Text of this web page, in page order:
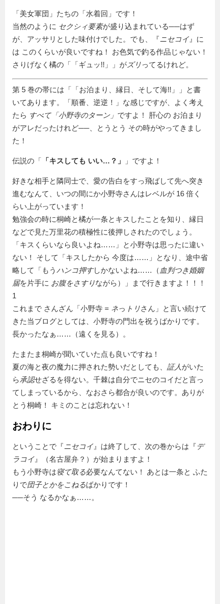
美女軍団
たちの「水着回」です！
当然のように セクシィ要素が盛り込まれている──はず
が、アッサリとした味付けでした。でも、『ニセコイ 』に
は このくらいが良いですね！ お色気で釣る作品じゃない！
さりげなく橘の「
ギュッ!! 」が ズリってるけれど。
第 5 巻の帯には「 お泊まり、縁日、そして海!!
」と書
いてあります。「順番、逆逆！」な感じですが、よく考え
たら すべて「小野寺のターン」 ですよ！ 肝心の お泊まり
がアレだったけれど──、とうとう その時がやってきまし
た！
伝説の「 キスしても いい…？ 」ですよ！
好きな相手と隣同士で、愛の告白をすっ飛ばして先へ突き
進むなんて、いつの間にか小野寺さんはレベルが 16 倍く
らい上がっています！
勉強会の時に桐崎と橘が一条とキスしたことを知り、縁日
などで見た万里花の積極性に後押しされたのでしょう。
「キスくらいなら良いよね……」と小野寺は思ったに違い
ない！ そして「キスしたから 今度は……」となり、途中省
略して「もう ハンコ押すしかないよね……（ 血判つき婚姻
届を片手に お腹をさすりながら）」まで行きますよ！！！
1
これまで さんざん「小野寺 = ネっ トリさん」と言い続けて
きた当ブログとしては、小野寺の門出を祝うばかりです。
長かったなぁ……（遠くを見る）。
たまたま桐崎が聞いていた点も良いですね！
夏の海と夜の魔力に押された勢いだとしても、 証人 がいた
ら承認せざるを得ない。千棘は自分でニセのコイだと言っ
てしまっているから、なおさら都合が良いのです。ありが
とう桐崎！ キミのことは忘れない！
おわりに
ということで『ニセコイ 』は終了して、次の巻からは『デ
ラコイ 』（名古屋弁？）が始まりますよ！
もう小野寺は寝て取る必要なんてない！ あとは一条と ふた
りで団子とかをこねるばかりです！
──そう なるかなぁ……。